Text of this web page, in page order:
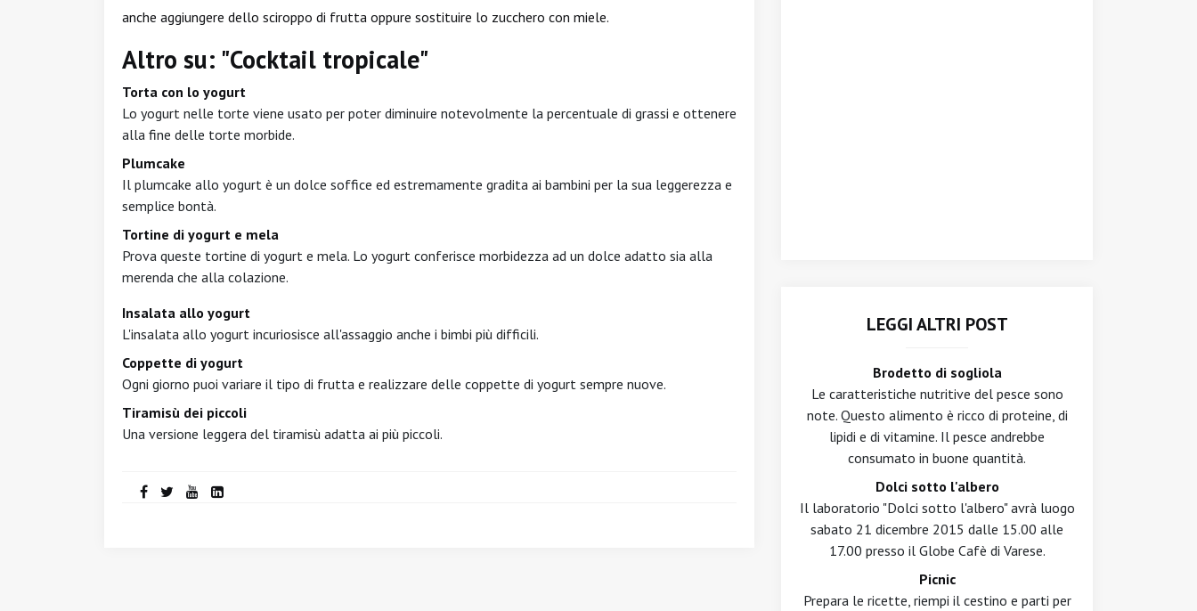
anche aggiungere dello sciroppo di frutta oppure sostituire lo zucchero con miele.
Altro su: "Cocktail tropicale"
Torta con lo yogurt
Lo yogurt nelle torte viene usato per poter diminuire notevolmente la percentuale di grassi e ottenere
alla fine delle torte morbide.
Plumcake
Il plumcake allo yogurt è un dolce soffice ed estremamente gradita ai bambini per la sua leggerezza e
semplice bontà.
Tortine di yogurt e mela
Prova queste tortine di yogurt e mela. Lo yogurt conferisce morbidezza ad un dolce adatto sia alla
merenda che alla colazione.
Insalata allo yogurt
L'insalata allo yogurt incuriosisce all'assaggio anche i bimbi più difficili.
Coppette di yogurt
Ogni giorno puoi variare il tipo di frutta e realizzare delle coppette di yogurt sempre nuove.
Tiramisù dei piccoli
Una versione leggera del tiramisù adatta ai più piccoli.
LEGGI ALTRI POST
Brodetto di sogliola
Le caratteristiche nutritive del pesce sono
note. Questo alimento è ricco di proteine, di
lipidi e di vitamine. Il pesce andrebbe
consumato in buone quantità.
Dolci sotto l'albero
Il laboratorio "Dolci sotto l'albero" avrà luogo
sabato 21 dicembre 2015 dalle 15.00 alle
17.00 presso il Globe Cafè di Varese.
Picnic
Prepara le ricette, riempi il cestino e parti per